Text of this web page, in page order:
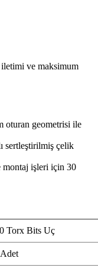
iletimi ve maksimum
oturan geometrisi ile
sertleştirilmiş çelik
montaj işleri için 30
Torx Bits Uç